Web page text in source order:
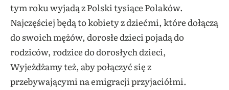
tym roku wyjadą z Polski tysiące Polaków.
Najczęściej będą to kobiety z dziećmi, które dołączą
do swoich mężów, dorosłe dzieci pojadą do
rodziców, rodzice do dorosłych dzieci,
Wyjeżdżamy też, aby połączyć się z
przebywającymi na emigracji przyjaciółmi.